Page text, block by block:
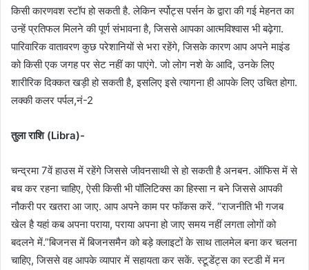
किसी कारणवश स्टॉप हो सकती है. लेकिन र्स्पोट्स पर्सन के द्वारा की गई मेहनत का
उन्हें प्रतिफल मिलने की पूर्ण संभावना है, जिससे आपका आत्मविश्वास भी बढ़ेगा.
पारिवारिक वातावरण कुछ परेशानियों से भरा रहेंगे, जिसके कारण आप अपने माइंड
को किसी एक जगह पर सेट नहीं का पाएंगे. जो लोग नशे के आदि, उनके लिए
शारीरिक दिक्कत खड़ी हो सकती है, इसलिए इसे त्यागना ही आपके लिए उचित होगा.
लक्की कलर पर्पल,नं-2
तुला राशि (Libra)-
चन्द्रमा 7वें हाउस में रहेंगे जिससे जीवनसाथी से हो सकती है अनबन. ऑफिस में से
बच कर रहना चाहिए, ऐसी किसी भी पॉलिटिक्स का हिस्सा न बने जिससे आपकी
नौकरी पर खतरा आ जाए. आप अपने काम पर फॉकस करें. “राजनीति भी गजब
खेल है यहां कब अपना पराया, पराया अपना हो जाए समय नहीं लगता लोगों को
बदलने में.”बिजनस में बिजनसमैन को बड़े क्लाइटों के साथ तालमेल बना कर चलना
चाहिए, जिससे वह आपके व्यापार में सहायता कर सकें. स्टूडेंट्स का स्टडी में मन